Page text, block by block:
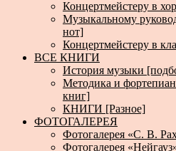
Концертмейстеру в
Музыкальному
нот]
Концертмейстеру в
ВСЕ КНИГИ
История музыки
Методика и
книг]
КНИГИ [Разное]
ФОТОГАЛЕРЕЯ
Фотогалерея «С. В.
Фотогалерея